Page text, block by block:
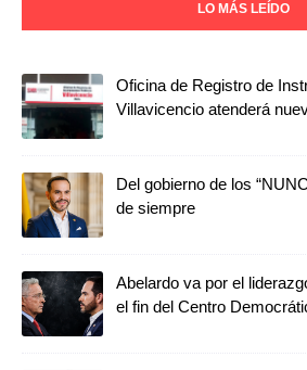
LO MÁS LEÍDO
Oficina de Registro de
Villavicencio atenderá
Del gobierno de los
de siempre
Abelardo va por el
el fin del Centro